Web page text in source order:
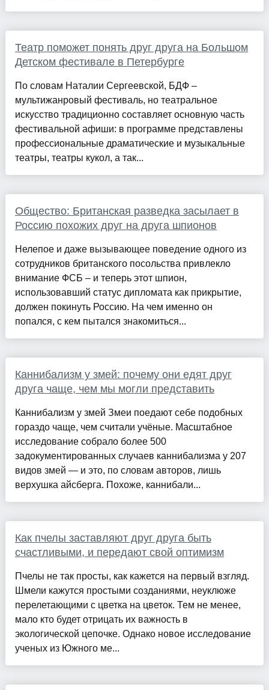
Театр поможет понять друг друга на Большом
Детском фестивале в Петербурге
По словам Наталии Сергеевской, БДФ –
мультижанровый фестиваль, но театральное
искусство традиционно составляет основную часть
фестивальной афиши: в программе представлены
профессиональные драматические и музыкальные
театры, театры кукол, а так...
Общество: Британская разведка засылает в
Россию похожих друг на друга шпионов
Нелепое и даже вызывающее поведение одного из
сотрудников британского посольства привлекло
внимание ФСБ – и теперь этот шпион,
использовавший статус дипломата как прикрытие,
должен покинуть Россию. На чем именно он
попался, с кем пытался знакомиться...
Каннибализм у змей: почему они едят друг
друга чаще, чем мы могли представить
Каннибализм у змей Змеи поедают себе подобных
гораздо чаще, чем считали учёные. Масштабное
исследование собрало более 500
задокументированных случаев каннибализма у 207
видов змей — и это, по словам авторов, лишь
верхушка айсберга. Похоже, каннибали...
Как пчелы заставляют друг друга быть
счастливыми, и передают свой оптимизм
Пчелы не так просты, как кажется на первый взгляд.
Шмели кажутся простыми созданиями, неуклюже
перелетающими с цветка на цветок. Тем не менее,
мало кто будет отрицать их важность в
экологической цепочке. Однако новое исследование
ученых из Южного ме...